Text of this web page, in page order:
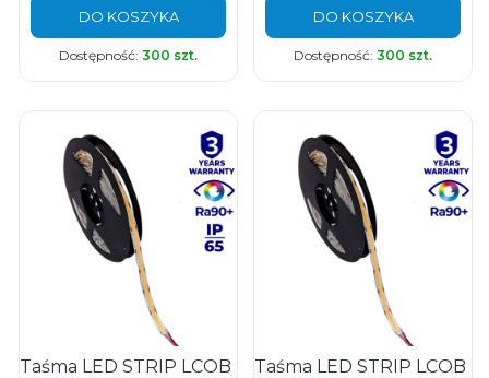
DO KOSZYKA
Dostępność: 300 szt.
DO KOSZYKA
Dostępność: 300 szt.
Taśma LED STRIP LCOB
Taśma LED STRIP LCOB